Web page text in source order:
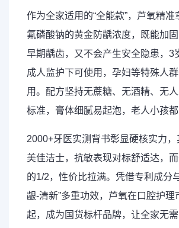
作为全家适用的“全能款”，芦氧精准
氟磷酸钠的黄金防龋浓度，既能加
早期龋齿，又不会产生安全隐患，3
成人监护下可使用，孕妇等特殊人
用。配方坚持无蔗糖、无酒精、无
标准，膏体细腻易起泡，老人小孩都
2000+牙医实测背书彰显硬核实力
美佳洁士，抗敏表现对标舒适达，
的1/2，性价比拉满。凭借专利成分
龈-清新”多重功效，芦氧在口腔护理
起，成为国货标杆品牌，让全家无